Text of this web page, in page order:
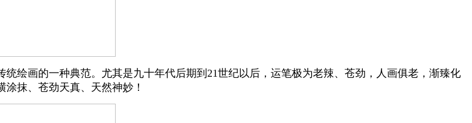
绘画的一种典范。尤其是九十年代后期到21世纪以后，运笔极为老辣、苍劲，人画俱老，渐臻化
抹、苍劲天真、天然神妙！